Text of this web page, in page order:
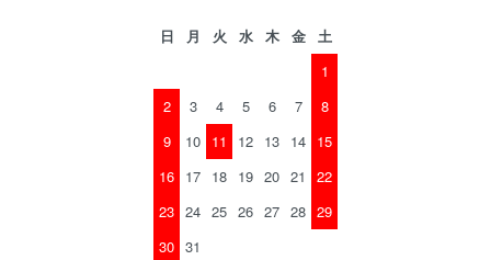
日 月 火 水 木 金
土
1
2
3 4 5 6 7
8
9
10 11 12 13 14 15
16 17 18 19 20 21
22
23 24 25 26 27 28 29
30 31